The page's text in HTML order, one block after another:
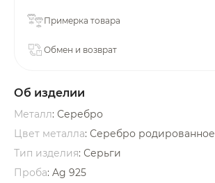
Примерка товара
Обмен и возврат
Об изделии
Металл: Серебро
Цвет металла: Серебро родированное
Тип изделия: Серьги
Проба: Ag 925